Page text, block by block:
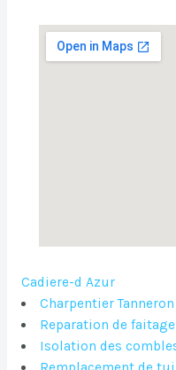
Cadiere-d Azur
Charpentier Tanneron
Reparation de
Isolation des